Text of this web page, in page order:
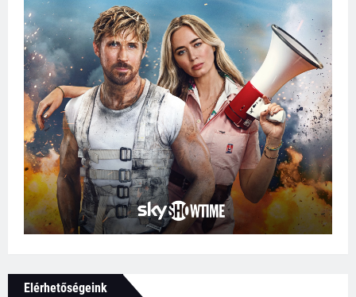
Elérhetőségeink